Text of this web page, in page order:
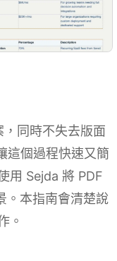
同時不失去版面
這個過程快速又簡
用 Sejda 將 PDF
。本指南會清楚說
。